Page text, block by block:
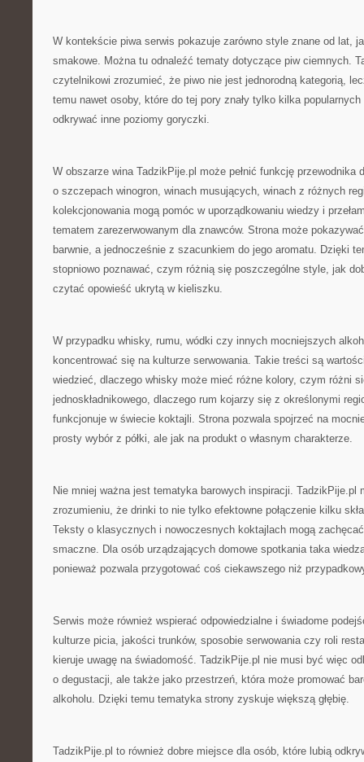
W kontekście piwa serwis pokazuje zarówno style znane od lat,
smakowe. Można tu odnaleźć tematy dotyczące piw ciemnych.
czytelnikowi zrozumieć, że piwo nie jest jednorodną kategorią,
temu nawet osoby, które do tej pory znały tylko kilka
odkrywać inne poziomy goryczki.
W obszarze wina TadzikPije.pl może pełnić funkcję przewodnika
o szczepach winogron, winach musujących, winach z różnych
kolekcjonowania mogą pomóc w uporządkowaniu wiedzy i
tematem zarezerwowanym dla znawców. Strona może
barwnie, a jednocześnie z szacunkiem do jego aromatu. Dzięki
stopniowo poznawać, czym różnią się poszczególne style, jak
czytać opowieść ukrytą w kieliszku.
W przypadku whisky, rumu, wódki czy innych mocniejszych
koncentrować się na kulturze serwowania. Takie treści są
wiedzieć, dlaczego whisky może mieć różne kolory, czym różni
jednoskładnikowego, dlaczego rum kojarzy się z określonymi
funkcjonuje w świecie koktajli. Strona pozwala spojrzeć na
prosty wybór z półki, ale jak na produkt o własnym charakterze.
Nie mniej ważna jest tematyka barowych inspiracji. TadzikPije.pl
zrozumieniu, że drinki to nie tylko efektowne połączenie kilku
Teksty o klasycznych i nowoczesnych koktajlach mogą
smaczne. Dla osób urządzających domowe spotkania taka
ponieważ pozwala przygotować coś ciekawszego niż
Serwis może również wspierać odpowiedzialne i świadome
kulturze picia, jakości trunków, sposobie serwowania czy roli
kieruje uwagę na świadomość. TadzikPije.pl nie musi być więc
o degustacji, ale także jako przestrzeń, która może promować
alkoholu. Dzięki temu tematyka strony zyskuje większą głębię.
TadzikPije.pl to również dobre miejsce dla osób, które lubią